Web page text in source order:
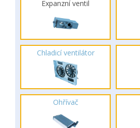
Expanzní ventil
Chladicí ventilátor
Ohřívač